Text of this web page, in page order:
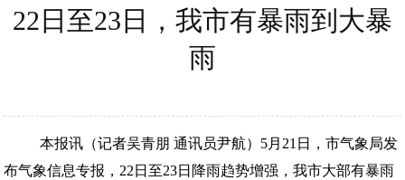
22日至23日，我市有暴雨到大暴
雨
本报讯（记者吴青朋 通讯员尹航）5月21日，市气象局发
布气象信息专报，22日至23日降雨趋势增强，我市大部有暴雨